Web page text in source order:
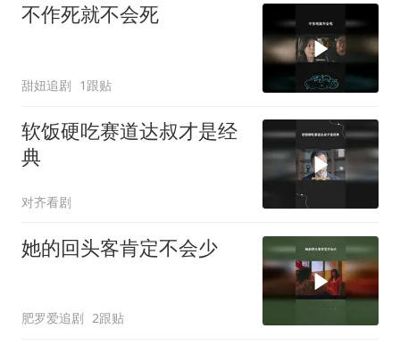
不作死就不会死
甜妞追剧 1跟贴
软饭硬吃赛道达叔才是经
典
对齐看剧
她的回头客肯定不会少
肥罗爱追剧 2跟贴